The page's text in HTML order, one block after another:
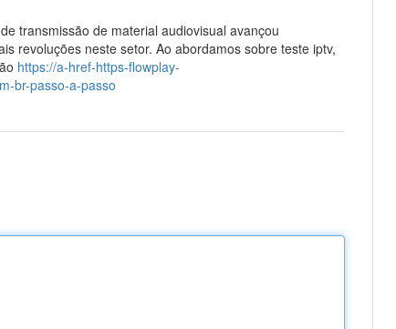
transmissão de material audiovisual avançou
revoluções neste setor. Ao abordamos sobre teste iptv,
https://a-href-https-flowplay-
br-passo-a-passo